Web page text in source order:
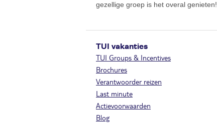
gezellige groep is het overal genieten!
TUI vakanties
TUI Groups & Incentives
Brochures
Verantwoorder reizen
Last minute
Actievoorwaarden
Blog